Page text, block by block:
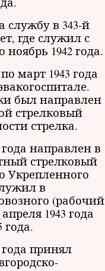
службу в 343-й
где служил с
ноябрь 1942 года.
март 1943 года
был направлен
стрелковый
стрелка.
года направлен в
стрелковый
Укрепленного
в
(рабочий
1943 года
года.
года принял